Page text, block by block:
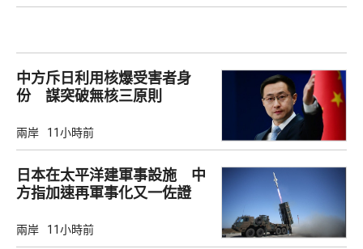
中方斥日利用核爆受害者身
份 謀突破無核三原則
兩岸 11小時前
日本在太平洋建軍事設施 中
方指加速再軍事化又一佐證
兩岸 11小時前